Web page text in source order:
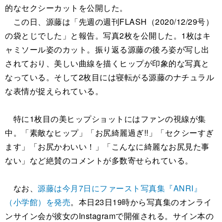
的なセクシーカットを公開した。
この日、源藤は「先週の週刊FLASH（2020/12/29号）
の袋とじでした」と報告。写真2枚を公開した。1枚はキ
ャミソール姿のカット。振り返る源藤の後ろ姿が写し出
されており、美しい曲線を描くヒップが印象的な写真と
なっている。そして2枚目には寝転がる源藤のナチュラル
な表情が捉えられている。
特に1枚目の美ヒップショットにはファンの視線が集
中。「素敵なヒップ」「お尻綺麗過ぎ!!」「セクシーすぎ
ます」「お尻かわいい！」「こんなに綺麗なお尻見た事
ない」など絶賛のコメントが多数寄せられている。
なお、 源藤は今月7日にファースト写真集『ANRI』
（小学館）を発売。本日23日19時から写真集のオンライ
ンサイン会が彼女のInstagramで開催される。サイン本の